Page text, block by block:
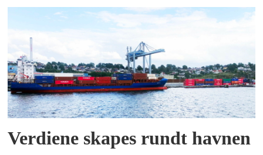
Verdiene skapes rundt havnen